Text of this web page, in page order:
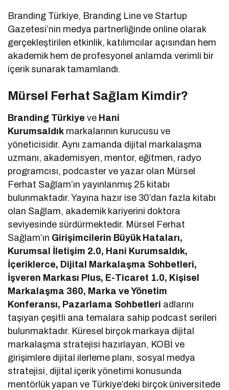
Branding Türkiye, Branding Line ve Startup
Gazetesi’nin medya partnerliğinde online olarak
gerçekleştirilen etkinlik, katılımcılar açısından hem
akademik hem de profesyonel anlamda verimli bir
içerik sunarak tamamlandı.
Mürsel Ferhat Sağlam Kimdir?
Branding Türkiye ve Hani
Kurumsaldık markalarının kurucusu ve
yöneticisidir. Aynı zamanda dijital markalaşma
uzmanı, akademisyen, mentor, eğitmen, radyo
programcısı, podcaster ve yazar olan Mürsel
Ferhat Sağlam’ın yayınlanmış 25 kitabı
bulunmaktadır. Yayına hazır ise 30’dan fazla kitabı
olan Sağlam, akademik kariyerini doktora
seviyesinde sürdürmektedir. Mürsel Ferhat
Sağlam’ın Girişimcilerin Büyük Hataları,
Kurumsal İletişim 2.0, Hani Kurumsaldık,
İçeriklerce, Dijital Markalaşma Sohbetleri,
İşveren Markası Plus, E-Ticaret 1.0, Kişisel
Markalaşma 360, Marka ve Yönetim
Konferansı, Pazarlama Sohbetleri adlarını
taşıyan çeşitli ana temalara sahip podcast serileri
bulunmaktadır. Küresel birçok markaya dijital
markalaşma stratejisi hazırlayan, KOBİ ve
girişimlere dijital ilerleme planı, sosyal medya
stratejisi, dijital içerik yönetimi konusunda
mentörlük yapan ve Türkiye’deki birçok üniversitede